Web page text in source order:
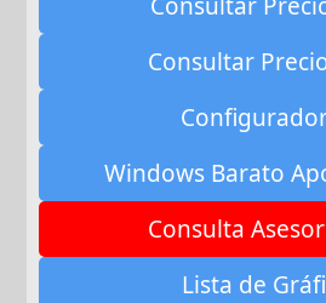
Consultar
Windows Barato
Consulta
Lista de